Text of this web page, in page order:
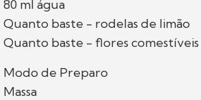
80 ml água
Quanto baste - rodelas de limão
Quanto baste - flores comestíveis
Modo de Preparo
Massa